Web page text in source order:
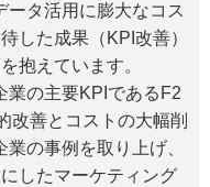
タ活用に膨大なコス
した成果（KPI改善）
抱えています。
業の主要KPIであるF2
改善とコストの大幅削
の事例を取り上げ、
したマーケティング